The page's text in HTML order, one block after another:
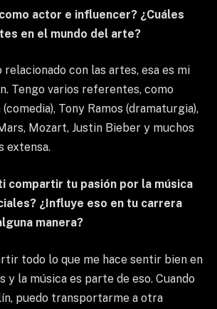
actor e influencer? ¿Cuáles
en el mundo del arte?
con las artes, esa es mi
Tengo varios referentes, como
Tony Ramos (dramaturgia),
Mozart, Justin Bieber y muchos
extensa.
compartir tu pasión por la música
¿Influye eso en tu carrera
manera?
todo lo que me hace sentir bien en
y la música es parte de eso. Cuando
puedo transportarme a otra